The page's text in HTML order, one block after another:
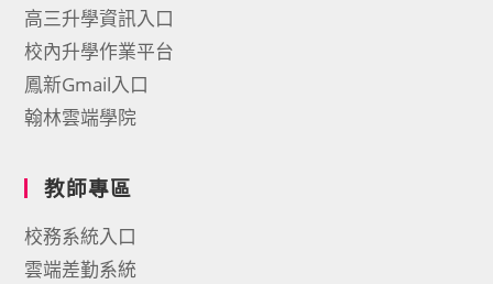
高三升學資訊入口
校內升學作業平台
鳳新Gmail入口
翰林雲端學院
教師專區
校務系統入口
雲端差勤系統